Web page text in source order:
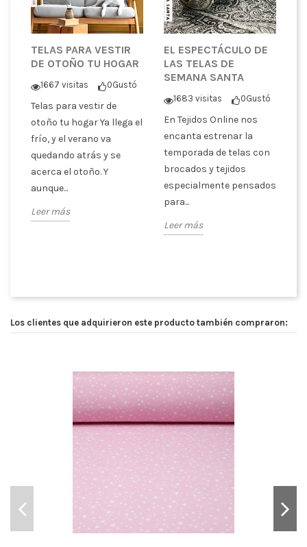
TELAS PARA VESTIR
DE OTOÑO TU HOGAR
1667 visitas 0Gustó
Telas para vestir de
otoño tu hogar Ya llega el
frío, y el verano va
quedando atrás y se
acerca el otoño. Y
aunque...
Leer más
EL ESPECTÁCULO DE
LAS TELAS DE
SEMANA SANTA
1683 visitas 0Gustó
En Tejidos Online nos
encanta estrenar la
temporada de telas con
brocados y tejidos
especialmente pensados
para...
Leer más
Los clientes que adquirieron este producto también compraron: